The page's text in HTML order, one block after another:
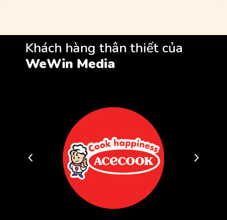
Khách hàng thân thiết của
WeWin Media